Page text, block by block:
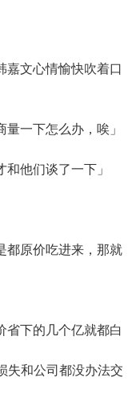
文心情愉快吹着口
一下怎么办，唉」
他们谈了一下」
原价吃进来，那就
下的几个亿就都白
失和公司都没办法交